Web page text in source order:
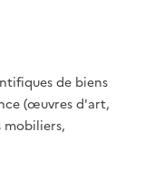
de biens
(œuvres d'art,
mobiliers,